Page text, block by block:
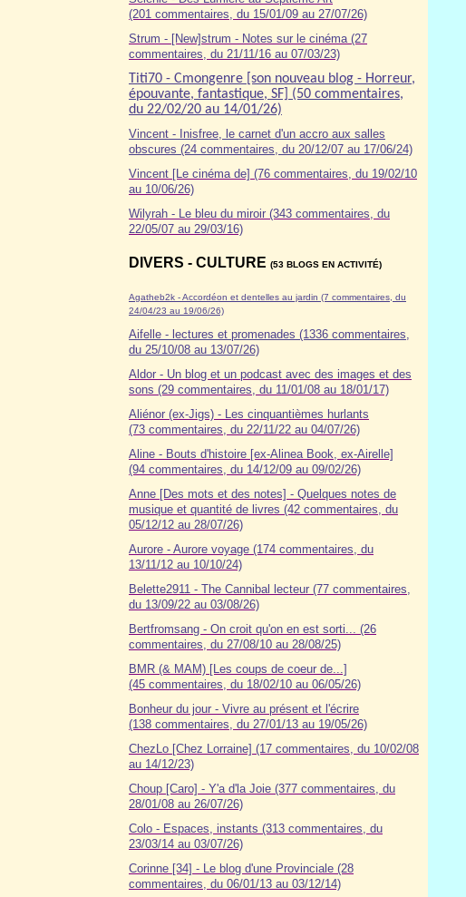
(201 commentaires, du 15/01/09 au 27/07/26)
Strum - [New]strum - Notes sur le cinéma (27
commentaires, du 21/11/16 au 07/03/23)
Titi70 - Cmongenre [son nouveau blog - Horreur,
épouvante, fantastique, SF] (50 commentaires,
du 22/02/20 au 14/01/26)
Vincent - Inisfree, le carnet d'un accro aux salles
obscures (24 commentaires, du 20/12/07 au 17/06/24)
Vincent [Le cinéma de] (76 commentaires, du 19/02/10
au 10/06/26)
Wilyrah - Le bleu du miroir (343 commentaires, du
22/05/07 au 29/03/16)
DIVERS - CULTURE (53 BLOGS EN ACTIVITÉ)
Agatheb2k - Accordéon et dentelles au jardin (7 commentaires, du
24/04/23 au 19/06/26)
Aifelle - lectures et promenades (1336 commentaires,
du 25/10/08 au 13/07/26)
Aldor - Un blog et un podcast avec des images et des
sons (29 commentaires, du 11/01/08 au 18/01/17)
Aliénor (ex-Jigs) - Les cinquantièmes hurlants
(73 commentaires, du 22/11/22 au 04/07/26)
Aline - Bouts d'histoire [ex-Alinea Book, ex-Airelle]
(94 commentaires, du 14/12/09 au 09/02/26)
Anne [Des mots et des notes] - Quelques notes de
musique et quantité de livres (42 commentaires, du
05/12/12 au 28/07/26)
Aurore - Aurore voyage (174 commentaires, du
13/11/12 au 10/10/24)
Belette2911 - The Cannibal lecteur (77 commentaires,
du 13/09/22 au 03/08/26)
Bertfromsang - On croit qu'on en est sorti... (26
commentaires, du 27/08/10 au 28/08/25)
BMR (& MAM) [Les coups de coeur de...]
(45 commentaires, du 18/02/10 au 06/05/26)
Bonheur du jour - Vivre au présent et l'écrire
(138 commentaires, du 27/01/13 au 19/05/26)
ChezLo [Chez Lorraine] (17 commentaires, du 10/02/08
au 14/12/23)
Choup [Caro] - Y'a d'la Joie (377 commentaires, du
28/01/08 au 26/07/26)
Colo - Espaces, instants (313 commentaires, du
23/03/14 au 03/07/26)
Corinne [34] - Le blog d'une Provinciale (28
commentaires, du 06/01/13 au 03/12/14)